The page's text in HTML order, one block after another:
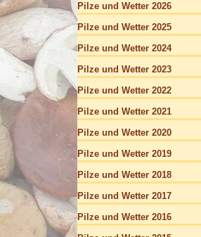
Pilze und Wetter 2026
Pilze und Wetter 2025
Pilze und Wetter 2024
Pilze und Wetter 2023
Pilze und Wetter 2022
Pilze und Wetter 2021
Pilze und Wetter 2020
Pilze und Wetter 2019
Pilze und Wetter 2018
Pilze und Wetter 2017
Pilze und Wetter 2016